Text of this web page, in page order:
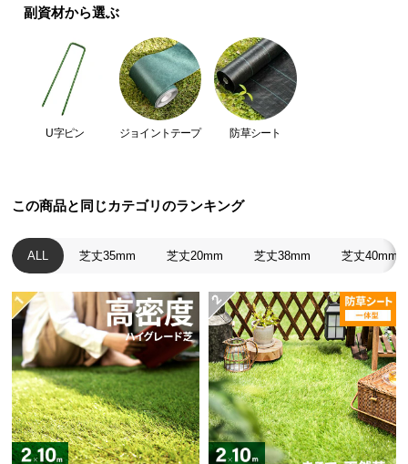
ー
入
路
に
い
て
返
品・
キ
ャ
ン
副資材から選ぶ
U字ピン ジョイントテープ 防草シート
この商品と同じカテゴリのランキング
ALL 芝丈35mm 芝丈20mm 芝丈38mm 芝丈40mm